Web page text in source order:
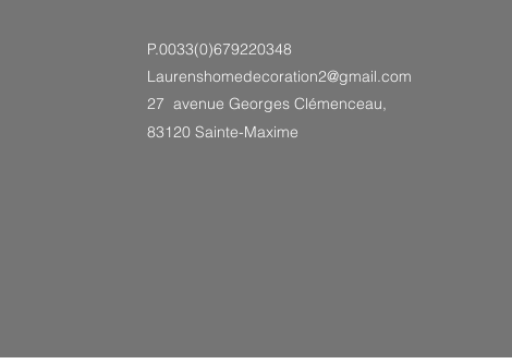
P.0033(0)679220348
Laurenshomedecoration2@gmail.com
27 avenue Georges Clémenceau,
83120 Sainte-Maxime